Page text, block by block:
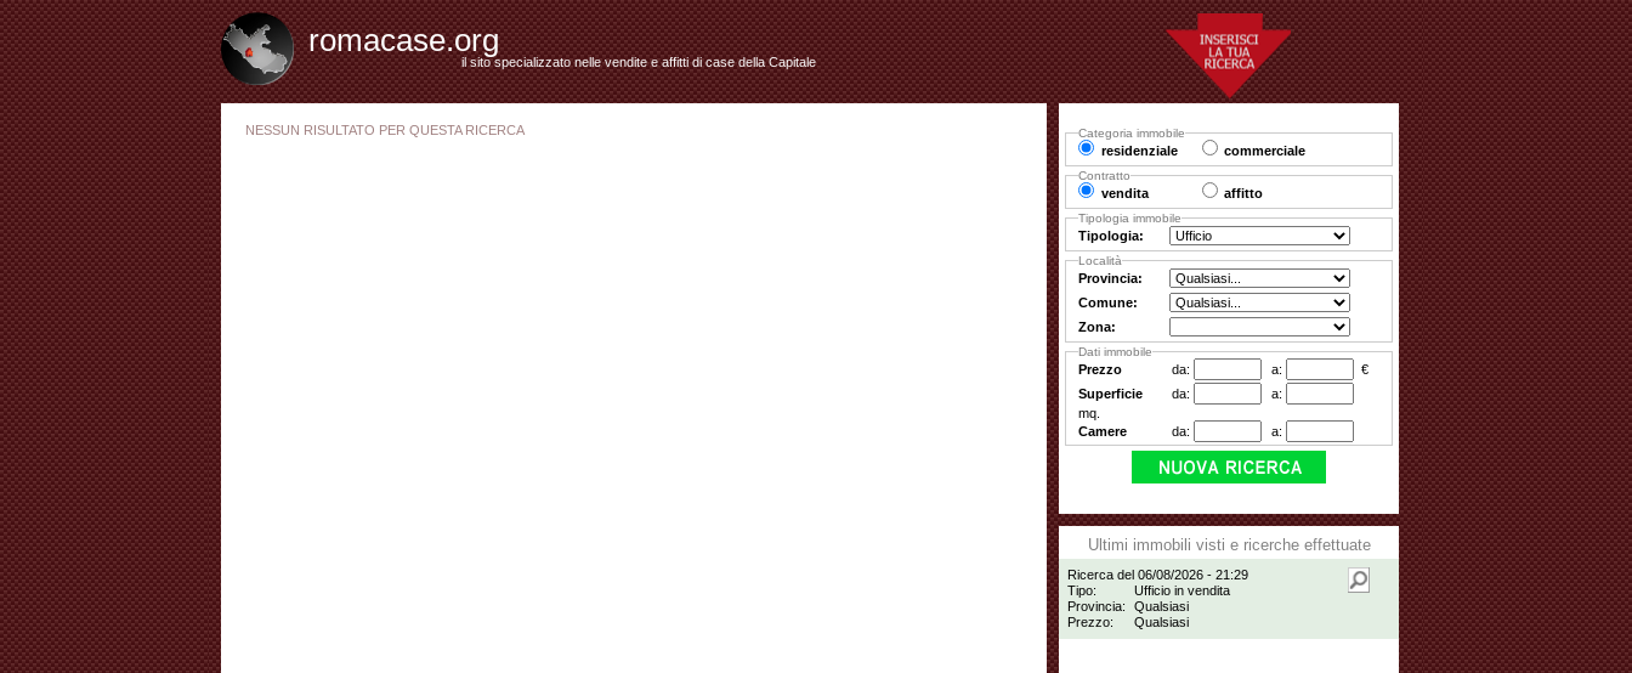
romacase.org
il sito specializzato nelle vendite e affitti di case della Capitale
NESSUN RISULTATO PER QUESTA RICERCA Categoria immobile
residenziale commerciale
Contratto
vendita affitto
Tipologia immobile
Tipologia:
Località
Provincia:
Comune:
Zona:
Dati immobile
Prezzo da: a:
€
Superficie
da:
a:
mq.
Camere
da: a:
Ultimi immobili visti e ricerche effettuate
Ricerca del 06/08/2026 - 21:29
Tipo:
Ufficio in vendita
Provincia:
Qualsiasi
Prezzo:
Qualsiasi